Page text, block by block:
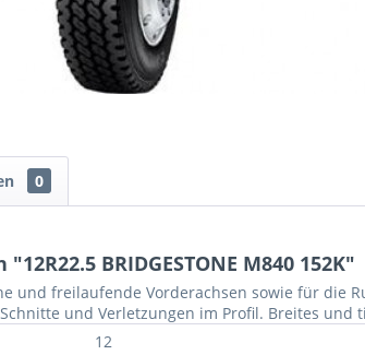
0
BRIDGESTONE M840 152K"
und freilaufende Vorderachsen sowie für die
und Verletzungen im Profil. Breites
12